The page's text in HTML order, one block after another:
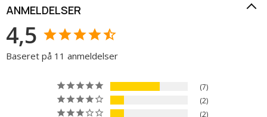
ANMELDELSER
4,5
Baseret på 11 anmeldelser
7
2
2